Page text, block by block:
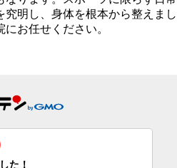
明し、身体を根本から整えまし
お任せください。